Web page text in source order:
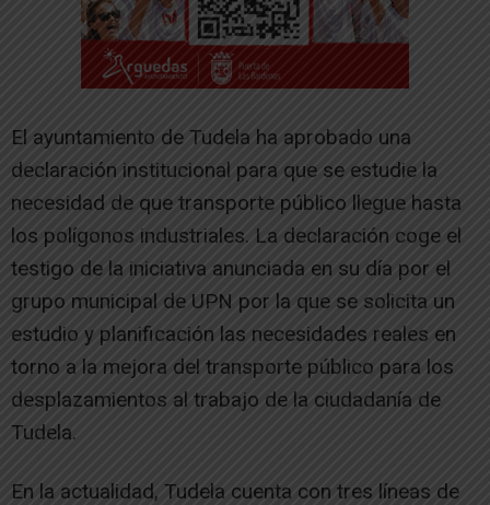
El ayuntamiento de Tudela ha aprobado una
declaración institucional para que se estudie la
necesidad de que transporte público llegue hasta
los polígonos industriales. La declaración coge el
testigo de la iniciativa anunciada en su día por el
grupo municipal de UPN por la que se solicita un
estudio y planificación las necesidades reales en
torno a la mejora del transporte público para los
desplazamientos al trabajo de la ciudadanía de
Tudela.
En la actualidad, Tudela cuenta con tres líneas de